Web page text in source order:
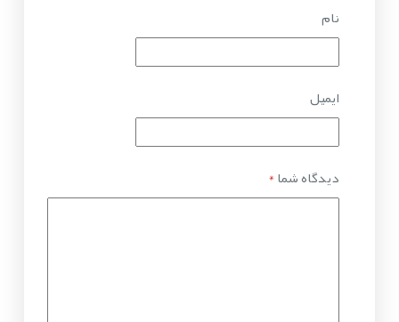
نام
ایمیل
دیدگاه شما*